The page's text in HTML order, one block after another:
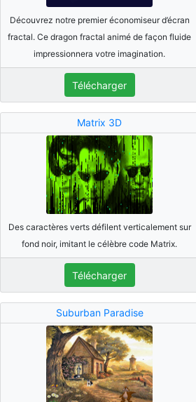
Découvrez notre premier économiseur d’écran
fractal. Ce dragon fractal animé de façon fluide
impressionnera votre imagination.
Télécharger
Matrix 3D
Des caractères verts défilent verticalement sur
fond noir, imitant le célèbre code Matrix.
Télécharger
Suburban Paradise